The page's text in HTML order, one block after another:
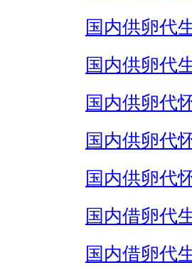
国内供卵代
国内供卵代
国内供卵代
国内供卵代
国内供卵代
国内借卵代
国内借卵代